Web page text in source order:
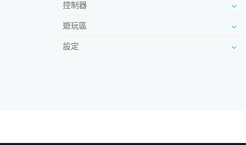
控制器
遊玩區
設定